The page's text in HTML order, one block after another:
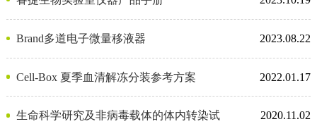
Brand多道电子微量移液器 2023.08.22
Cell-Box 夏季血清解冻分装参考方案 2022.01.17
生命科学研究及非病毒载体的体内转染试 2020.11.02